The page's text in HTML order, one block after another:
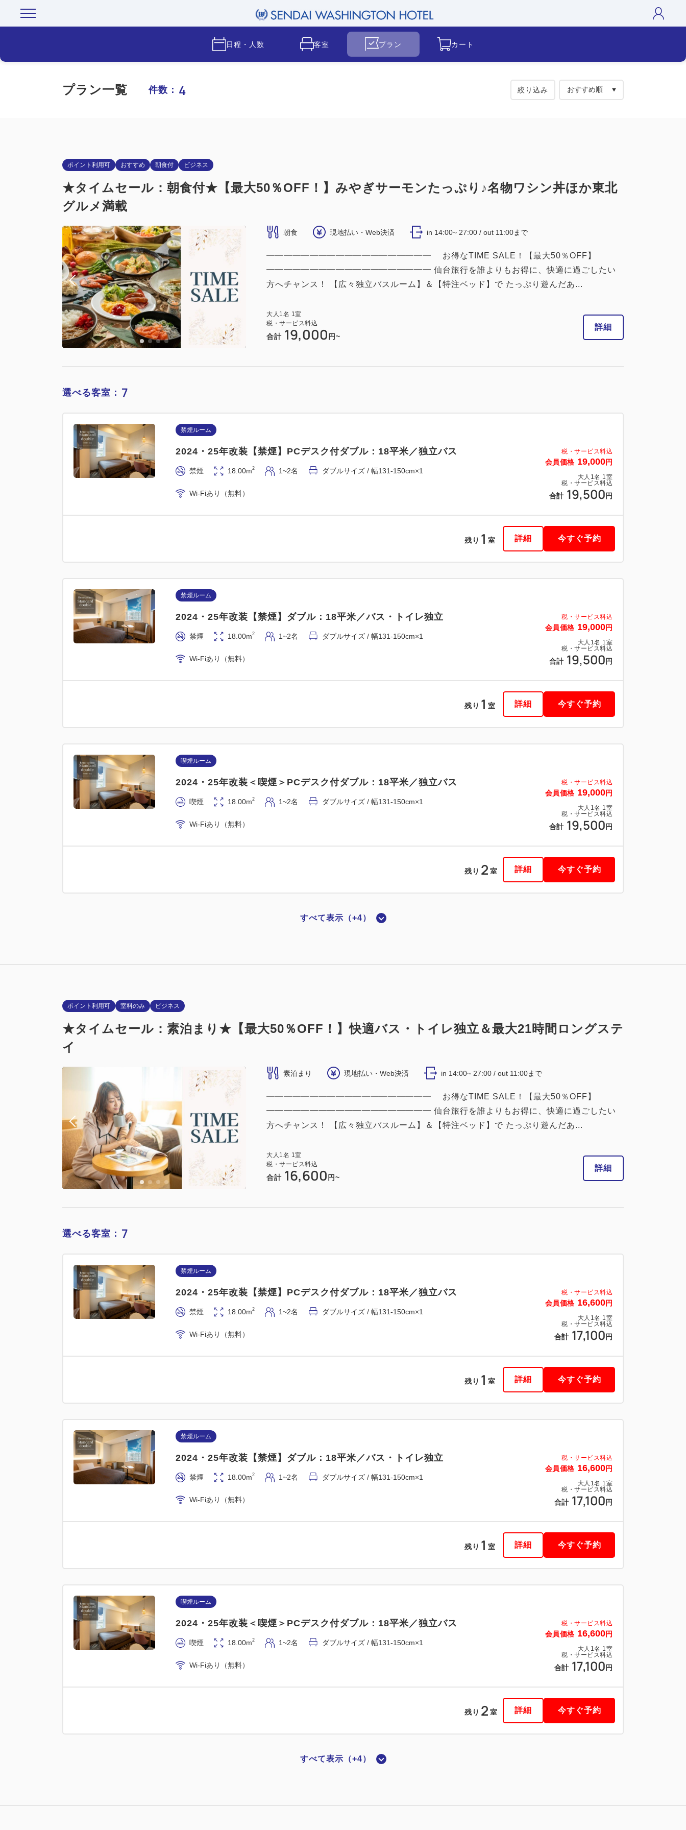
日程・人数 客室 プラン カート
プラン一覧 件数： 4 絞り込み
ポイント利用可 おすすめ 朝食付 ビジネス
★タイムセール：朝食付★【最大50％OFF！】みやぎサーモンたっぷり♪名物ワシン丼ほか東北
グルメ満載
朝食 現地払い・Web決済 in 14:00~ 27:00 / out 11:00まで
━━━━━━━━━━━━━━━━━━━ お得なTIME SALE！【最大50％OFF】
━━━━━━━━━━━━━━━━━━━ 仙台旅行を誰よりもお得に、快適に過ごしたい
方へチャンス！ 【広々独立バスルーム】＆【特注ベッド】で たっぷり遊んだあ...
大人 1名 1室
税・サービス料込
合計 19,000 円~
詳細
選べる客室： 7
税・サービス料込
会員価格 19,000円
大人 1名 1室
税・サービス料込
合計 19,500 円
禁煙ルーム
2024・25年改装【禁煙】PCデスク付ダブル：18平米／独立バス
禁煙 18.00m2 1~2名 ダブルサイズ / 幅131-150cm×1
Wi-Fiあり（無料）
残り 1 室 詳細 今すぐ予約
税・サービス料込
会員価格 19,000円
大人 1名 1室
税・サービス料込
合計 19,500 円
禁煙ルーム
2024・25年改装【禁煙】ダブル：18平米／バス・トイレ独立
禁煙 18.00m2 1~2名 ダブルサイズ / 幅131-150cm×1
Wi-Fiあり（無料）
残り 1 室 詳細 今すぐ予約
税・サービス料込
会員価格 19,000円
大人 1名 1室
税・サービス料込
合計 19,500 円
喫煙ルーム
2024・25年改装＜喫煙＞PCデスク付ダブル：18平米／独立バス
喫煙 18.00m2 1~2名 ダブルサイズ / 幅131-150cm×1
Wi-Fiあり（無料）
残り 2 室 詳細 今すぐ予約
詳細 今すぐ予約
税・サービス料込
会員価格
21,450円
喫煙ルーム
2024・25年改装＜喫煙＞スーペリアクイーン：18平米／独立バス
喫煙 18.00m
会員価格 23,450 円
大人1名1 室
合計 23,950円
2024・25年改装＜喫煙＞コンパクトツイン：21平米／独立バス
喫煙 21.00m 2 1~2名 シングルサイズ / 幅90-130cm×2
詳細 今すぐ予約
税・サービス料込
合計 26,400円
2024・25年改装＜喫煙＞スーペリアツイン：24平米／独立バス
喫煙 24.00m 2 1~3名 セミダブル×2 Wi-Fiあり（無料）
今すぐ予約
すべて表示（+4）
ポイント利用可 室料のみ ビジネス
★タイムセール：素泊まり★【最大50％OFF！】快適バス・トイレ独立＆最大21時間ロングステ
イ
素泊まり 現地払い・Web決済 in 14:00~ 27:00 / out 11:00まで
━━━━━━━━━━━━━━━━━━━ お得なTIME SALE！【最大50％OFF】
━━━━━━━━━━━━━━━━━━━ 仙台旅行を誰よりもお得に、快適に過ごしたい
方へチャンス！ 【広々独立バスルーム】＆【特注ベッド】で たっぷり遊んだあ...
大人 1名 1室
税・サービス料込
合計 16,600 円~
詳細
選べる客室： 7
税・サービス料込
会員価格 16,600円
大人 1名 1室
税・サービス料込
合計 17,100 円
禁煙ルーム
2024・25年改装【禁煙】PCデスク付ダブル：18平米／独立バス
禁煙 18.00m2 1~2名 ダブルサイズ / 幅131-150cm×1
Wi-Fiあり（無料）
残り 1 室 詳細 今すぐ予約
税・サービス料込
会員価格 16,600円
大人 1名 1室
税・サービス料込
合計 17,100 円
禁煙ルーム
2024・25年改装【禁煙】ダブル：18平米／バス・トイレ独立
禁煙 18.00m2 1~2名 ダブルサイズ / 幅131-150cm×1
Wi-Fiあり（無料）
残り 1 室 詳細 今すぐ予約
税・サービス料込
会員価格 16,600円
大人 1名 1室
税・サービス料込
合計 17,100 円
喫煙ルーム
2024・25年改装＜喫煙＞PCデスク付ダブル：18平米／独立バス
喫煙 18.00m2 1~2名 ダブルサイズ / 幅131-150cm×1
Wi-Fiあり（無料）
残り 2 室 詳細 今すぐ予約
すべて表示（+4）